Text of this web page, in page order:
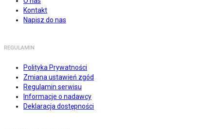
Kontakt
Napisz do nas
REGULAMIN
Polityka Prywatności
Zmiana ustawień zgód
Regulamin serwisu
Informacje o nadawcy
Deklaracja dostępności